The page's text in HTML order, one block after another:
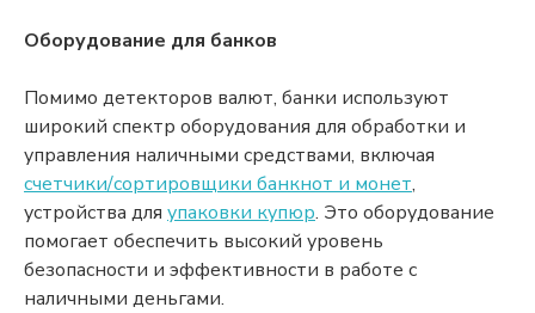
Оборудование для банков
Помимо детекторов валют, банки используют
широкий спектр оборудования для обработки и
управления наличными средствами, включая
счетчики/сортировщики банкнот и монет,
устройства для упаковки купюр. Это оборудование
помогает обеспечить высокий уровень
безопасности и эффективности в работе с
наличными деньгами.